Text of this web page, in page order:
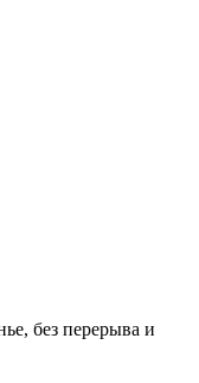
без перерыва и